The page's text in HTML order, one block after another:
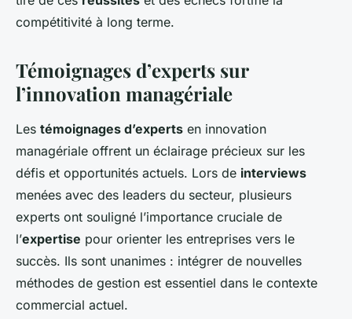
compétitivité à long terme.
Témoignages d’experts sur
l’innovation managériale
Les témoignages d’experts en innovation
managériale offrent un éclairage précieux sur les
défis et opportunités actuels. Lors de interviews
menées avec des leaders du secteur, plusieurs
experts ont souligné l’importance cruciale de
l’expertise pour orienter les entreprises vers le
succès. Ils sont unanimes : intégrer de nouvelles
méthodes de gestion est essentiel dans le contexte
commercial actuel.